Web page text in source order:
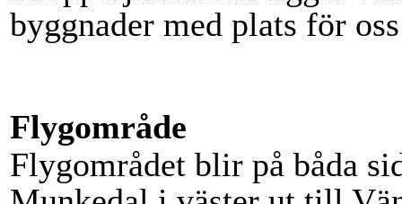
byggnader med plats för
Flygområde
Flygområdet blir på båda